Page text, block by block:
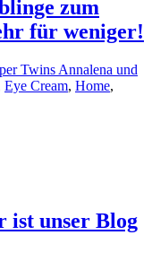
zum
für weniger!
Twins Annalena und
Eye Cream, Home,
ist unser Blog